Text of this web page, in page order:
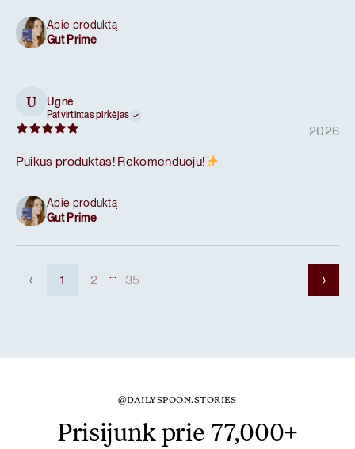
Apie produktą
Gut Prime
U Ugnė
Patvirtintas pirkėjas
2026
Puikus produktas! Rekomenduoju!
Apie produktą
Gut Prime
1 2 ... 35
@DAILYSPOON.STORIES
Prisijunk prie 77,000+